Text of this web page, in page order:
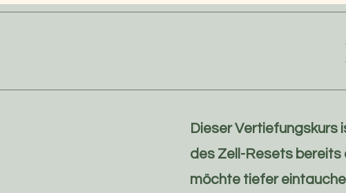
Dieser Vertiefungskurs
des Zell-Resets bereits
möchte tiefer